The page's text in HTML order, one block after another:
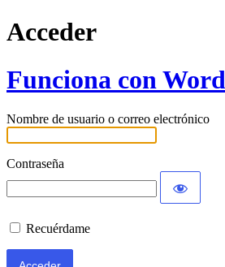
Acceder
Funciona con
Nombre de usuario o correo electrónico
Contraseña
Recuérdame